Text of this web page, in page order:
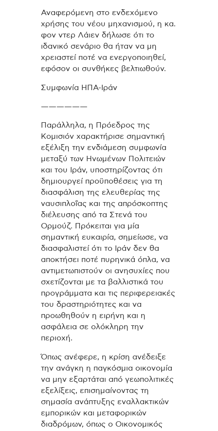
Αναφερόμενη στο ενδεχόμενο
χρήσης του νέου μηχανισμού, η κα.
φον ντερ Λάιεν δήλωσε ότι το
ιδανικό σενάριο θα ήταν να μη
χρειαστεί ποτέ να ενεργοποιηθεί,
εφόσον οι συνθήκες βελτιωθούν.
Συμφωνία ΗΠΑ-Ιράν
——————
Παράλληλα, η Πρόεδρος της
Κομισιόν χαρακτήρισε σημαντική
εξέλιξη την ενδιάμεση συμφωνία
μεταξύ των Ηνωμένων Πολιτειών
και του Ιράν, υποστηρίζοντας ότι
δημιουργεί προϋποθέσεις για τη
διασφάλιση της ελευθερίας της
ναυσιπλοΐας και της απρόσκοπτης
διέλευσης από τα Στενά του
Ορμούζ. Πρόκειται για μία
σημαντική ευκαιρία, σημείωσε, να
διασφαλιστεί ότι το Ιράν δεν θα
αποκτήσει ποτέ πυρηνικά όπλα, να
αντιμετωπιστούν οι ανησυχίες που
σχετίζονται με τα βαλλιστικά του
προγράμματα και τις περιφερειακές
του δραστηριότητες και να
προωθηθούν η ειρήνη και η
ασφάλεια σε ολόκληρη την
περιοχή.
Όπως ανέφερε, η κρίση ανέδειξε
την ανάγκη η παγκόσμια οικονομία
να μην εξαρτάται από γεωπολιτικές
εξελίξεις, επισημαίνοντας τη
σημασία ανάπτυξης εναλλακτικών
εμπορικών και μεταφορικών
διαδρόμων, όπως ο Οικονομικός